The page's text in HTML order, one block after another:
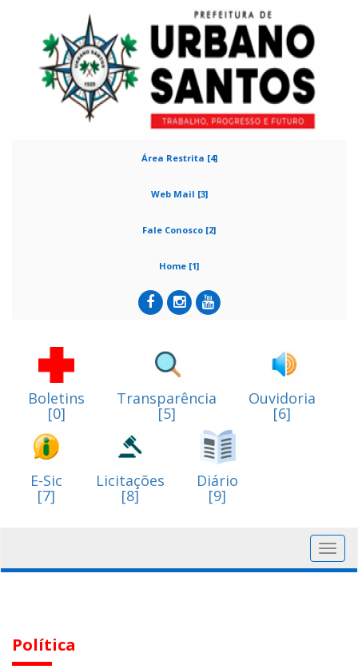
Área Restrita [4]
Web Mail [3]
Fale Conosco [2]
Home [1]
Boletins
[0]
Transparência
[5]
Ouvidoria
[6]
E-Sic
[7]
Licitações
[8]
Diário
[9]
Política